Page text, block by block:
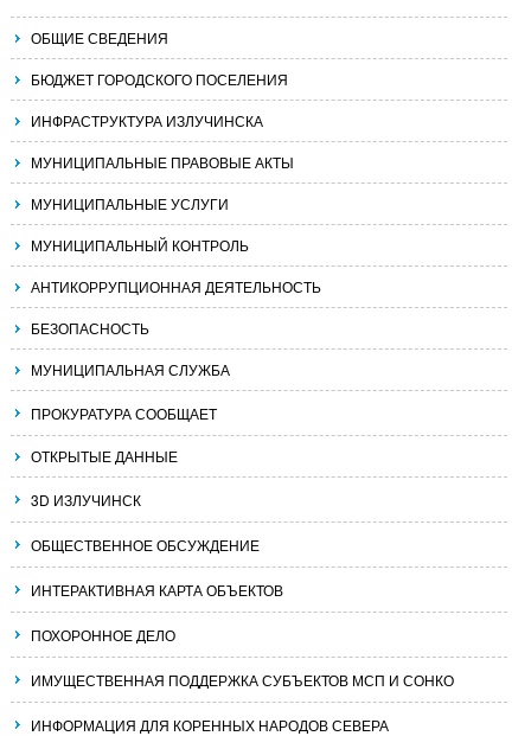
ОБЩИЕ СВЕДЕНИЯ
БЮДЖЕТ ГОРОДСКОГО ПОСЕЛЕНИЯ
ИНФРАСТРУКТУРА ИЗЛУЧИНСКА
МУНИЦИПАЛЬНЫЕ ПРАВОВЫЕ АКТЫ
МУНИЦИПАЛЬНЫЕ УСЛУГИ
МУНИЦИПАЛЬНЫЙ КОНТРОЛЬ
АНТИКОРРУПЦИОННАЯ ДЕЯТЕЛЬНОСТЬ
БЕЗОПАСНОСТЬ
МУНИЦИПАЛЬНАЯ СЛУЖБА
ПРОКУРАТУРА СООБЩАЕТ
ОТКРЫТЫЕ ДАННЫЕ
3D ИЗЛУЧИНСК
ОБЩЕСТВЕННОЕ ОБСУЖДЕНИЕ
ИНТЕРАКТИВНАЯ КАРТА ОБЪЕКТОВ
ПОХОРОННОЕ ДЕЛО
ИМУЩЕСТВЕННАЯ ПОДДЕРЖКА СУБЪЕКТОВ МСП И СОНКО
ИНФОРМАЦИЯ ДЛЯ КОРЕННЫХ НАРОДОВ СЕВЕРА